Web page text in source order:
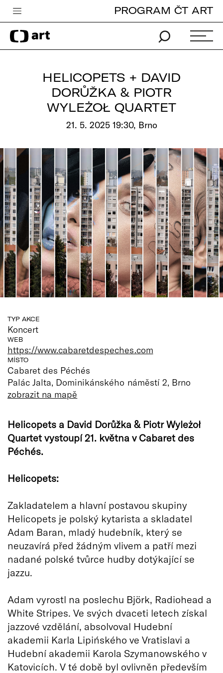
Česká televize
Zpravodajství
edu
Vše o ČT
PROGRAM ČT ART
HELICOPETS + DAVID
DORŮŽKA & PIOTR
WYLEŻOŁ QUARTET
21. 5. 2025 19:30, Brno
TYP AKCE
Koncert
WEB
https://www.cabaretdespeches.com
MÍSTO
Cabaret des Péchés
Palác Jalta, Dominikánského náměstí 2, Brno
zobrazit na mapě
Helicopets a David Dorůžka & Piotr Wyleżoł
Quartet vystoupí 21. května v Cabaret des
Péchés.
Helicopets:
Zakladatelem a hlavní postavou skupiny
Helicopets je polský kytarista a skladatel
Adam Baran, mladý hudebník, který se
neuzavírá před žádným vlivem a patří mezi
nadané polské tvůrce hudby dotýkající se
jazzu.
Adam vyrostl na poslechu Björk, Radiohead a
White Stripes. Ve svých dvaceti letech získal
jazzové vzdělání, absolvoval Hudební
akademii Karla Lipińského ve Vratislavi a
Hudební akademii Karola Szymanowského v
Katovicích. V té době byl ovlivněn především